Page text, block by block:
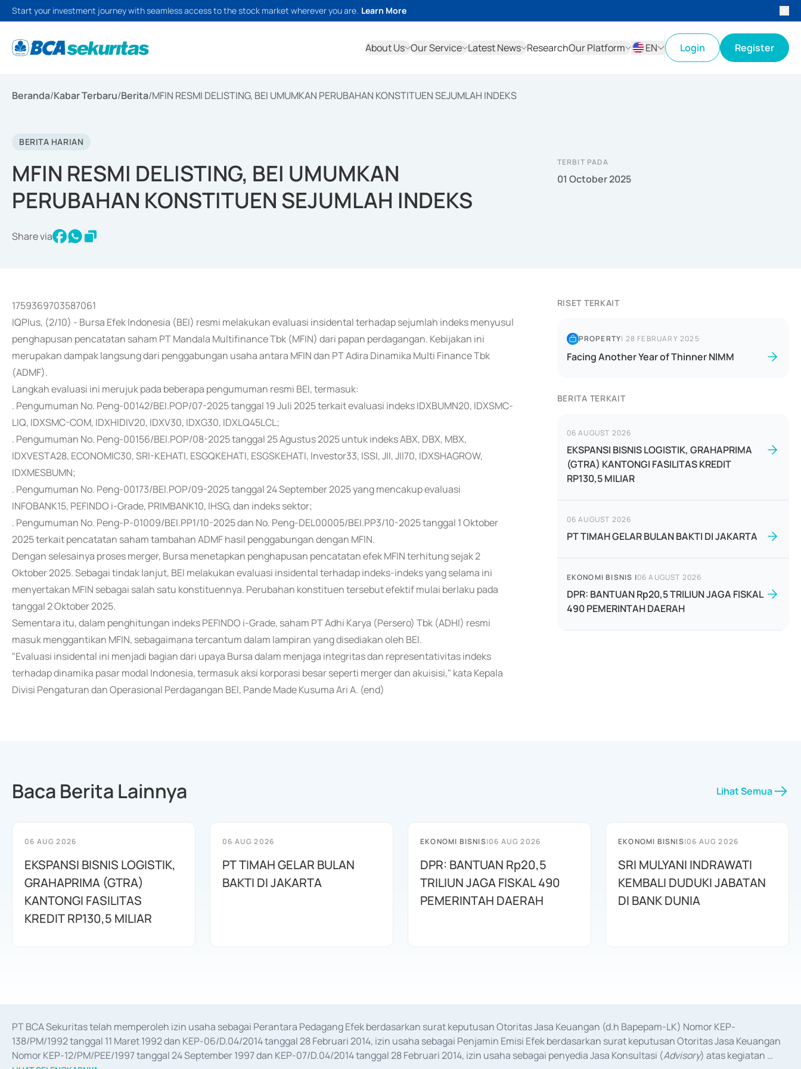
Start your investment journey with seamless access to the stock market wherever you are. Learn More
About Us Our Service Latest News ResearchOur Platform
EN
Login Register
Beranda/Kabar Terbaru/Berita/MFIN RESMI DELISTING, BEI UMUMKAN PERUBAHAN KONSTITUEN SEJUMLAH INDEKS
BERITA HARIAN
MFIN RESMI DELISTING, BEI UMUMKAN
PERUBAHAN KONSTITUEN SEJUMLAH INDEKS
Share via
TERBIT PADA
01 October 2025
1759369703587061
IQPlus, (2/10) - Bursa Efek Indonesia (BEI) resmi melakukan evaluasi insidental terhadap sejumlah indeks menyusul
penghapusan pencatatan saham PT Mandala Multifinance Tbk (MFIN) dari papan perdagangan. Kebijakan ini
merupakan dampak langsung dari penggabungan usaha antara MFIN dan PT Adira Dinamika Multi Finance Tbk
(ADMF).
Langkah evaluasi ini merujuk pada beberapa pengumuman resmi BEI, termasuk:
. Pengumuman No. Peng-00142/BEI.POP/07-2025 tanggal 19 Juli 2025 terkait evaluasi indeks IDXBUMN20, IDXSMC-
LIQ, IDXSMC-COM, IDXHIDIV20, IDXV30, IDXG30, IDXLQ45LCL;
. Pengumuman No. Peng-00156/BEI.POP/08-2025 tanggal 25 Agustus 2025 untuk indeks ABX, DBX, MBX,
IDXVESTA28, ECONOMIC30, SRI-KEHATI, ESGQKEHATI, ESGSKEHATI, Investor33, ISSI, JII, JII70, IDXSHAGROW,
IDXMESBUMN;
. Pengumuman No. Peng-00173/BEI.POP/09-2025 tanggal 24 September 2025 yang mencakup evaluasi
INFOBANK15, PEFINDO i-Grade, PRIMBANK10, IHSG, dan indeks sektor;
. Pengumuman No. Peng-P-01009/BEI.PP1/10-2025 dan No. Peng-DEL00005/BEI.PP3/10-2025 tanggal 1 Oktober
2025 terkait pencatatan saham tambahan ADMF hasil penggabungan dengan MFIN.
Dengan selesainya proses merger, Bursa menetapkan penghapusan pencatatan efek MFIN terhitung sejak 2
Oktober 2025. Sebagai tindak lanjut, BEI melakukan evaluasi insidental terhadap indeks-indeks yang selama ini
menyertakan MFIN sebagai salah satu konstituennya. Perubahan konstituen tersebut efektif mulai berlaku pada
tanggal 2 Oktober 2025.
Sementara itu, dalam penghitungan indeks PEFINDO i-Grade, saham PT Adhi Karya (Persero) Tbk (ADHI) resmi
masuk menggantikan MFIN, sebagaimana tercantum dalam lampiran yang disediakan oleh BEI.
"Evaluasi insidental ini menjadi bagian dari upaya Bursa dalam menjaga integritas dan representativitas indeks
terhadap dinamika pasar modal Indonesia, termasuk aksi korporasi besar seperti merger dan akuisisi," kata Kepala
Divisi Pengaturan dan Operasional Perdagangan BEI, Pande Made Kusuma Ari A. (end)
RISET TERKAIT
PROPERTY| 28 FEBRUARY 2025
Facing Another Year of Thinner NIMM
BERITA TERKAIT
06 AUGUST 2026
EKSPANSI BISNIS LOGISTIK, GRAHAPRIMA
(GTRA) KANTONGI FASILITAS KREDIT
RP130,5 MILIAR
06 AUGUST 2026
PT TIMAH GELAR BULAN BAKTI DI JAKARTA
EKONOMI BISNIS |06 AUGUST 2026
DPR: BANTUAN Rp20,5 TRILIUN JAGA FISKAL
490 PEMERINTAH DAERAH
Baca Berita Lainnya Lihat Semua
06 AUG 2026
EKSPANSI BISNIS LOGISTIK,
GRAHAPRIMA (GTRA)
KANTONGI FASILITAS
KREDIT RP130,5 MILIAR
06 AUG 2026
PT TIMAH GELAR BULAN
BAKTI DI JAKARTA
EKONOMI BISNIS|06 AUG 2026
DPR: BANTUAN Rp20,5
TRILIUN JAGA FISKAL 490
PEMERINTAH DAERAH
EKONOMI BISNIS|06 AUG 2026
SRI MULYANI INDRAWATI
KEMBALI DUDUKI JABATAN
DI BANK DUNIA
PT BCA Sekuritas telah memperoleh izin usaha sebagai Perantara Pedagang Efek berdasarkan surat keputusan Otoritas Jasa Keuangan (d.h Bapepam-LK) Nomor KEP-
138/PM/1992 tanggal 11 Maret 1992 dan KEP-06/D.04/2014 tanggal 28 Februari 2014, izin usaha sebagai Penjamin Emisi Efek berdasarkan surat keputusan Otoritas Jasa Keuangan
Nomor KEP-12/PM/PEE/1997 tanggal 24 September 1997 dan KEP-07/D.04/2014 tanggal 28 Februari 2014, izin usaha sebagai penyedia Jasa Konsultasi (Advisory) atas kegiatan